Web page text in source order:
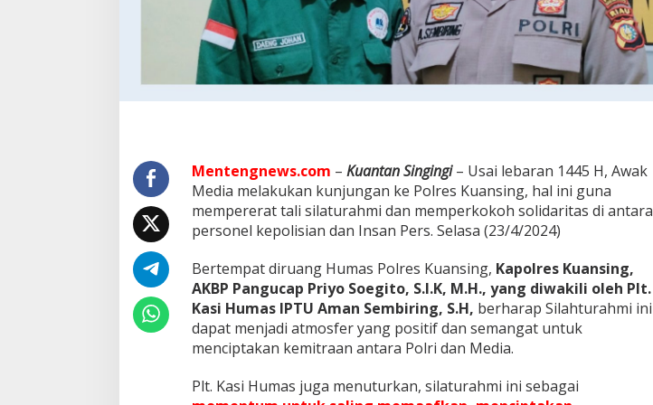
s
K
u
a
s
i
Mentengnews.com – Kuantan Singingi– Usai lebaran 1445 H, Awak
Media melakukan kunjungan ke Polres Kuansing, hal ini guna
mempererat tali silaturahmi dan memperkokoh solidaritas di antara
personel kepolisian dan Insan Pers. Selasa (23/4/2024)
Bertempat diruang Humas Polres Kuansing, Kapolres Kuansing,
AKBP Pangucap Priyo Soegito, S.I.K, M.H., yang diwakili oleh Plt.
Kasi Humas IPTU Aman Sembiring, S.H, berharap Silahturahmi ini
dapat menjadi atmosfer yang positif dan semangat untuk
menciptakan kemitraan antara Polri dan Media.
Plt. Kasi Humas juga menuturkan, silaturahmi ini sebagai